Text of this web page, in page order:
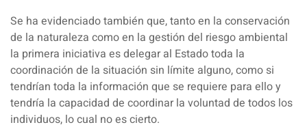
Se ha evidenciado también que, tanto en la conservación
de la naturaleza como en la gestión del riesgo ambiental
la primera iniciativa es delegar al Estado toda la
coordinación de la situación sin límite alguno, como si
tendrían toda la información que se requiere para ello y
tendría la capacidad de coordinar la voluntad de todos los
individuos, lo cual no es cierto.